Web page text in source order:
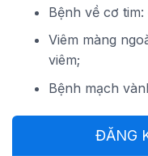
Bệnh về cơ
Viêm màng
viêm;
Bệnh mạch
ĐĂNG